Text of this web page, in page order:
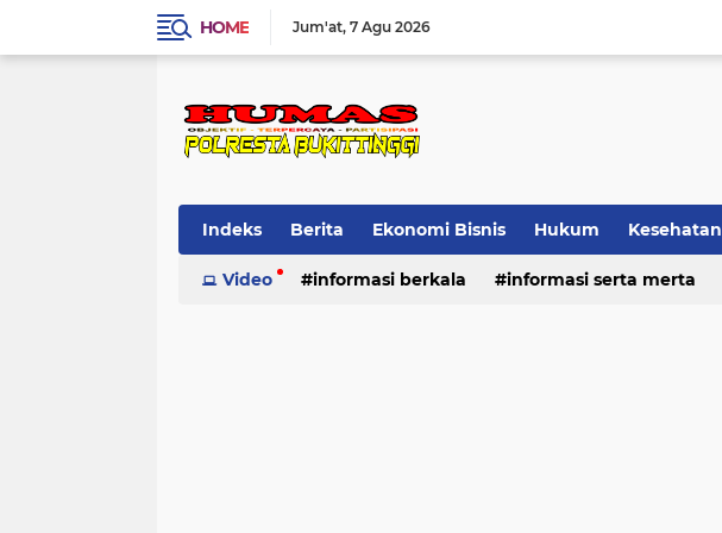
HOME Jum'at 7 Agu 2026
Indeks Berita Ekonomi Bisnis Hukum Kesehatan
Standard Operasional Prosedur Video
Video informasi berkala informasi serta merta